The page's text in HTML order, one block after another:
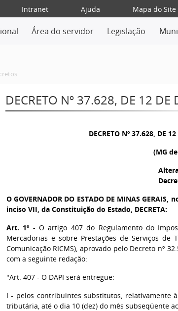
Intranet Ajuda Mapa do Site
Área do servidor Legislação
DECRETO Nº 37.628, DE 12
DECRETO Nº 37.628, DE
(MG
O GOVERNADOR DO ESTADO DE MINAS GERAIS,
inciso VII, da Constituição do Estado, DECRETA:
Art. 1º -O artigo 407 do Regulamento do
Mercadorias e sobre Prestações de Serviços
Comunicação RICMS), aprovado pelo Decreto nº
com a seguinte redação:
"Art. 407 - O DAPI será entregue:
I - pelos contribuintes substitutos, relativamente
tributária, até o dia 10 (dez) do mês subseqüente